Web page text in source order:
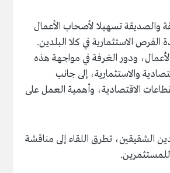
والصديقة تسهيلا لأصحاب الأعمال
الاستثمارية في كلا البلدين.
ودور الغرفة في مواجهة هذه
والاستثمارية، إلى جانب
الاقتصادية، وأهمية العمل على
الشقيقين، تطرق اللقاء إلى مناقشة
للمستثمرين.